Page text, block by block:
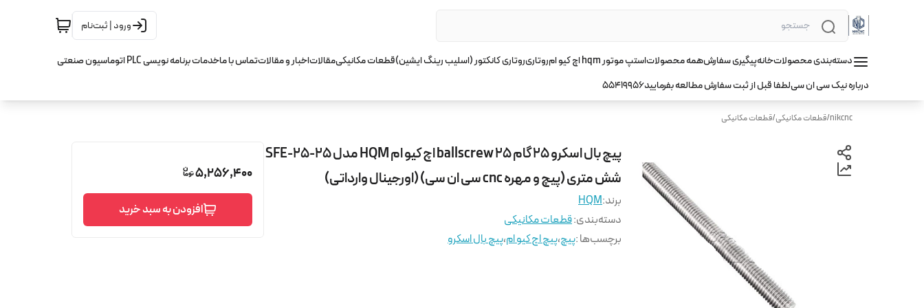
ورود | ثبت‌نام
دسته‌بندی محصولاتخانهپیگیری سفارشهمه محصولاتاستپ موتور hqm اچ کیو ام روتاریروتاری کانکتور (اسلیب رینگ ایشین)قطعات مکانیکیمقالاتاخبار و مقالاتتماس با ماخدمات برنامه نویسی PLC اتوماسیون صنعتی
درباره نیک سی ان سیلطفا قبل از ثبت سفارش مطالعه بفرمایید55419956
nikcnc
/قطعات مکانیکی/قطعات مکانیکی
پیچ بال اسکرو 25 گام 25 ballscrew اچ کیو ام HQM مدل SFE-25-25
شش متری (پیچ و مهره cnc سی ان سی) (اورجینال وارداتی)
برند:HQM
دسته‌بندی:قطعات مکانیکی
برچسب‌ها :پیچ،پیچ اچ کیو ام،پیچ بال اسکرو
5,256,400
افزودن به سبد خرید